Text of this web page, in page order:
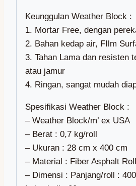
Keunggulan Weather Block :
1. Mortar Free, dengan
2. Bahan kedap air, FIlm
3. Tahan Lama dan resisten
atau jamur
4. Ringan, sangat mudah
Spesifikasi Weather Block :
– Weather Block/m’ ex USA
– Berat : 0,7 kg/roll
– Ukuran : 28 cm x 400 cm
– Material : Fiber Asphalt Roll
– Dimensi : Panjang/roll :